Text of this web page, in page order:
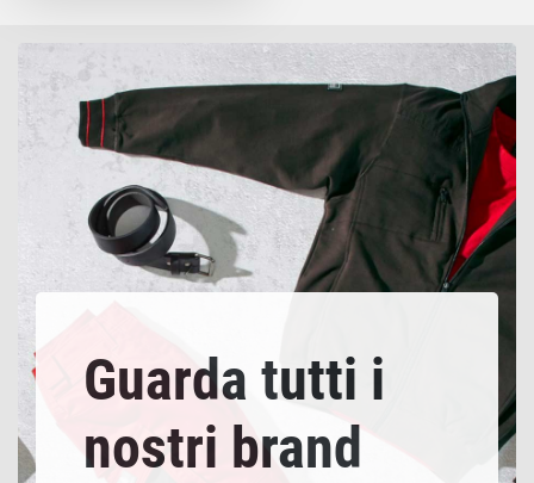
Guarda tutti i
nostri brand